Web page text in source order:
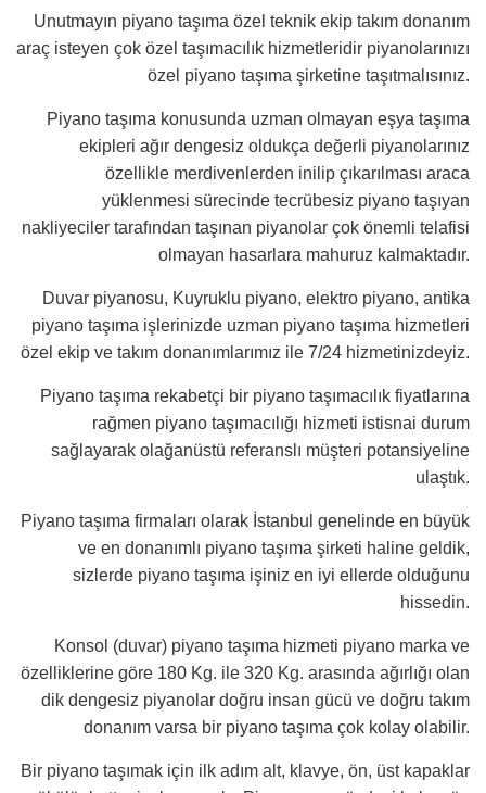
Unutmayın piyano taşıma özel teknik ekip takım donanım
araç isteyen çok özel taşımacılık hizmetleridir piyanolarınızı
özel piyano taşıma şirketine taşıtmalısınız.
Piyano taşıma konusunda uzman olmayan eşya taşıma
ekipleri ağır dengesiz oldukça değerli piyanolarınız
özellikle merdivenlerden inilip çıkarılması araca
yüklenmesi sürecinde tecrübesiz piyano taşıyan
nakliyeciler tarafından taşınan piyanolar çok önemli telafisi
olmayan hasarlara mahuruz kalmaktadır.
Duvar piyanosu, Kuyruklu piyano, elektro piyano, antika
piyano taşıma işlerinizde uzman piyano taşıma hizmetleri
özel ekip ve takım donanımlarımız ile 7/24 hizmetinizdeyiz.
Piyano taşıma rekabetçi bir piyano taşımacılık fiyatlarına
rağmen piyano taşımacılığı hizmeti istisnai durum
sağlayarak olağanüstü referanslı müşteri potansiyeline
ulaştık.
Piyano taşıma firmaları olarak İstanbul genelinde en büyük
ve en donanımlı piyano taşıma şirketi haline geldik,
sizlerde piyano taşıma işiniz en iyi ellerde olduğunu
hissedin.
Konsol (duvar) piyano taşıma hizmeti piyano marka ve
özelliklerine göre 180 Kg. ile 320 Kg. arasında ağırlığı olan
dik dengesiz piyanolar doğru insan gücü ve doğru takım
donanım varsa bir piyano taşıma çok kolay olabilir.
Bir piyano taşımak için ilk adım alt, klavye, ön, üst kapaklar